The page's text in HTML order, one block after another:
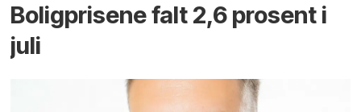
Boligprisene falt 2,6 prosent i
juli